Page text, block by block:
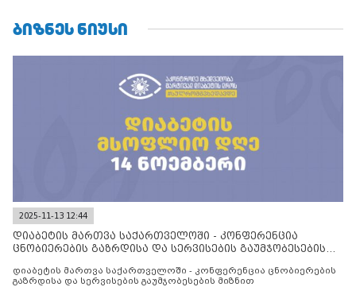
ᲑᲘᲖᲜᲔᲡ ᲜᲘᲣᲡᲘ
2025-11-13 12:44
დიაბეტის მართვა საქართველოში - კონფერენცია
ცნობიერების გაზრდისა და სერვისების გაუმჯობესების
დიაბეტის მართვა საქართველოში - კონფერენცია ცნობიერების
გაზრდისა და სერვისების გაუმჯობესების მიზნით